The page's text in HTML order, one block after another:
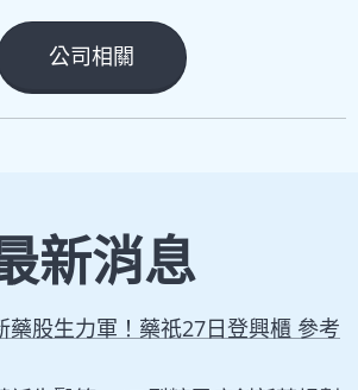
公司相關
新消息
藥股生力軍！藥祇27日登興櫃 參考